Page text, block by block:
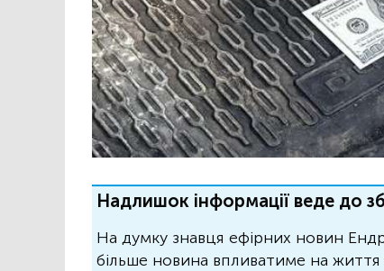
Надлишок інформації веде до
На думку знавця ефірних новин
більше новина впливатиме на